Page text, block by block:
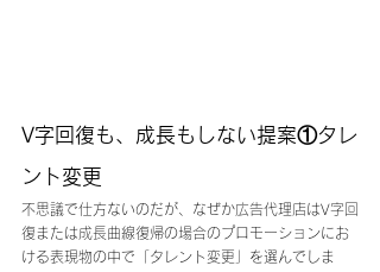
V字回復も、成長もしない提案①タレ
ント変更
不思議で仕方ないのだが、なぜか広告代理店はV字回
復または成長曲線復帰の場合のプロモーションにお
ける表現物の中で「タレント変更」を選んでしま